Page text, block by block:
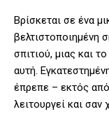
Βρίσκεται σε ένα
βελτιστοποιημένη
σπιτιού, μιας και
αυτή.
έπρεπε – εκτός από
λειτουργεί και